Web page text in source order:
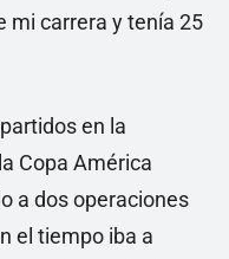
mi carrera y tenía 25
en la
Copa América
a dos operaciones
el tiempo iba a